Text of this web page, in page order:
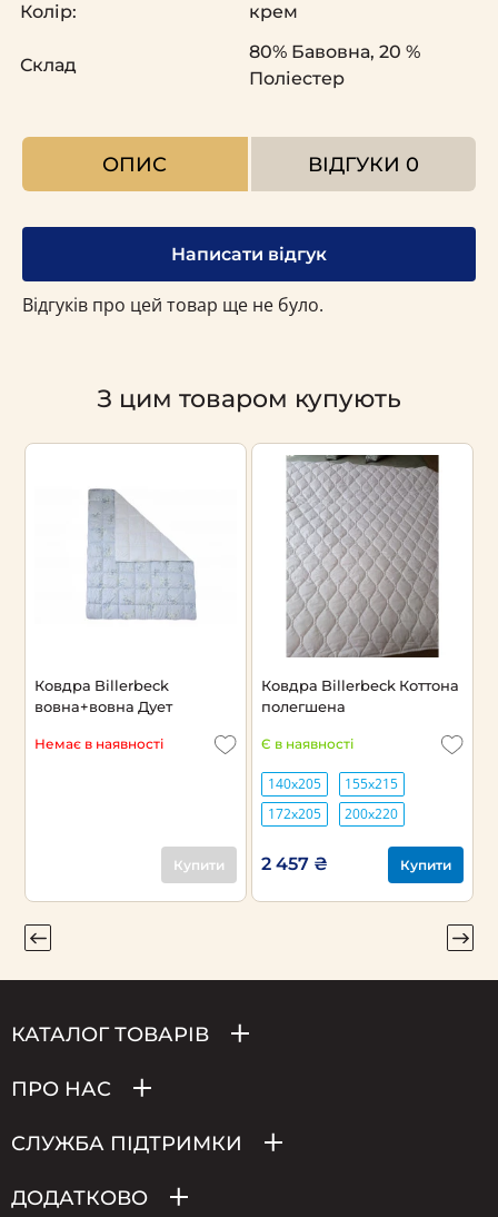
Колір:
крем
Склад
80% Бавовна, 20 %
Поліестер
ОПИС ВІДГУКИ 0
Написати відгук
Відгуків про цей товар ще не було.
З цим товаром купують
Ковдра Billerbeck
вовна+вовна Дует
Немає в наявності
Купити
Ковдра Billerbeck Коттона
полегшена
Є в наявності
140х205
155х215
172х205
200х220
2 457 ₴ Купити
КАТАЛОГ ТОВАРІВ
ПРО НАС
СЛУЖБА ПІДТРИМКИ
ДОДАТКОВО